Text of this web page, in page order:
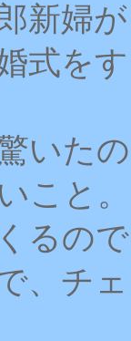
新婦
式を
いた
こと
るの
、チ